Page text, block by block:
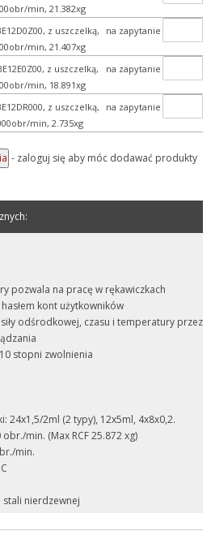
min, 21.382xg
z uszczelką,
min, 21.407xg
na zapytanie
z uszczelką,
min, 18.891xg
na zapytanie
z uszczelką,
min, 2.735xg
na zapytanie
- zaloguj się aby móc dodawać produkty
pozwala na pracę w rękawiczkach
kont użytkowników
odśrodkowej, czasu i temperatury przez
stopni zwolnienia
24x1,5/2ml (2 typy), 12x5ml, 4x8x0,2.
min. (Max RCF 25.872 xg)
min.
stali nierdzewnej